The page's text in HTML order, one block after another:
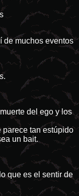
de muchos eventos
del ego y los
parece tan estúpido
un bait.
que es el sentir de